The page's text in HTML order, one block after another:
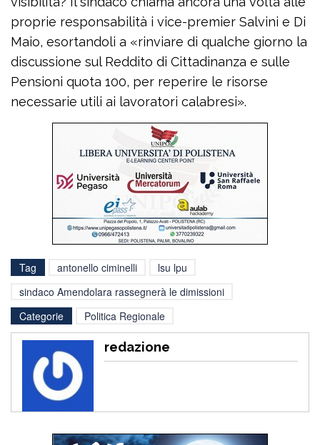
proprie responsabilità i vice-premier Salvini e Di
Maio, esortandoli a «rinviare di qualche giorno la
discussione sul Reddito di Cittadinanza e sulle
Pensioni quota 100, per reperire le risorse
necessarie utili ai lavoratori calabresi».
Tag antonello ciminelli
lsu lpu
sindaco Amendolara rassegnerà le dimissioni
Categorie
Politica Regionale
redazione